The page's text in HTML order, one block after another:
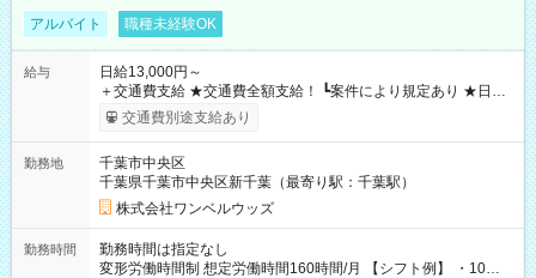
アルバイト 職種未経験OK
給与
日給13,000円～
＋交通費支給 ★交通費全額支給！ ┗案件により規定あり ★日払
いOK！（規定あり） ┗働いたその日に現金GET♪ お仕事後はコ
ンビニATMから 日払い分を引き落とせます！ 【試用期間】試
交通費別途支給あり
勤務地
千葉市中央区
千葉県千葉市中央区新千葉（最寄り駅：千葉駅）
株式会社ワンベルウッズ
勤務時間
勤務時間は指定なし
変形労働時間制 想定労働時間160時間/月 【シフト例】 ・10：